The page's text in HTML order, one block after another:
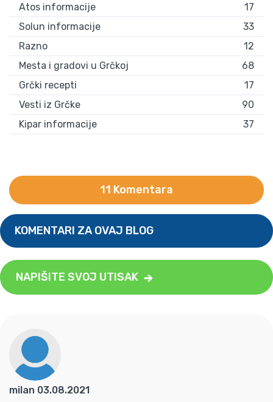
Atos informacije
17
Solun informacije
33
Razno
12
Mesta i gradovi u Grčkoj
68
Grčki recepti
17
Vesti iz Grčke
90
Kipar informacije
37
11 Komentara
KOMENTARI ZA OVAJ BLOG
NAPIŠITE SVOJ UTISAK
milan 03.08.2021